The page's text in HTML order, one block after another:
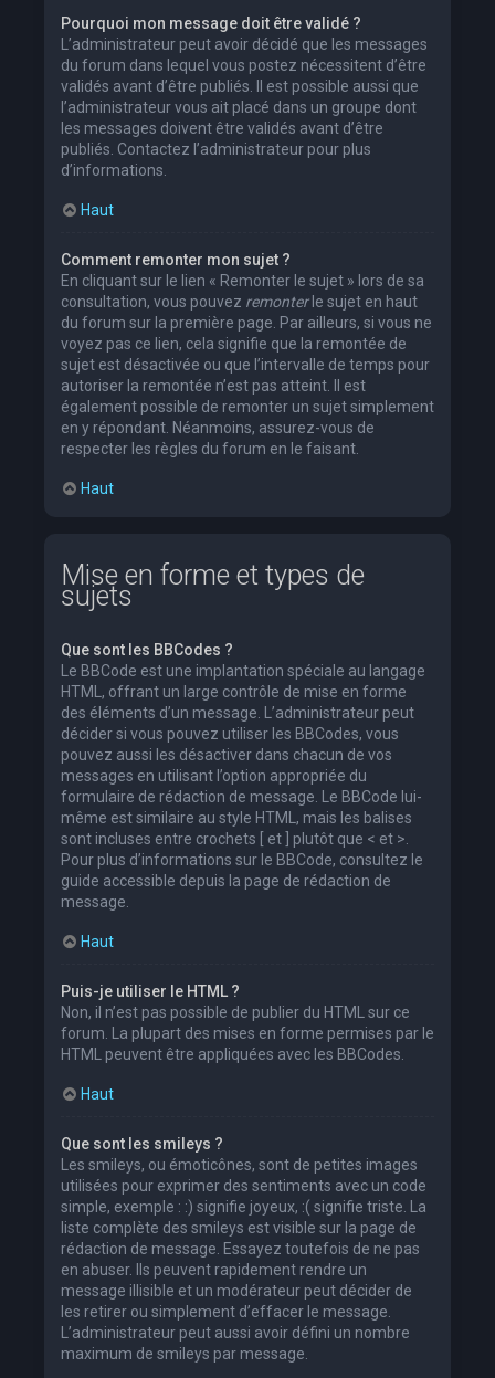
Pourquoi mon message doit être validé ?
L’administrateur peut avoir décidé que les messages
du forum dans lequel vous postez nécessitent d’être
validés avant d’être publiés. Il est possible aussi que
l’administrateur vous ait placé dans un groupe dont
les messages doivent être validés avant d’être
publiés. Contactez l’administrateur pour plus
d’informations.
Haut
Comment remonter mon sujet ?
En cliquant sur le lien « Remonter le sujet » lors de sa
consultation, vous pouvez remonterle sujet en haut
du forum sur la première page. Par ailleurs, si vous ne
voyez pas ce lien, cela signifie que la remontée de
sujet est désactivée ou que l’intervalle de temps pour
autoriser la remontée n’est pas atteint. Il est
également possible de remonter un sujet simplement
en y répondant. Néanmoins, assurez-vous de
respecter les règles du forum en le faisant.
Haut
Mise en forme et types de
sujets
Que sont les BBCodes ?
Le BBCode est une implantation spéciale au langage
HTML, offrant un large contrôle de mise en forme
des éléments d’un message. L’administrateur peut
décider si vous pouvez utiliser les BBCodes, vous
pouvez aussi les désactiver dans chacun de vos
messages en utilisant l’option appropriée du
formulaire de rédaction de message. Le BBCode lui-
même est similaire au style HTML, mais les balises
sont incluses entre crochets [ et ] plutôt que < et >.
Pour plus d’informations sur le BBCode, consultez le
guide accessible depuis la page de rédaction de
message.
Haut
Puis-je utiliser le HTML ?
Non, il n’est pas possible de publier du HTML sur ce
forum. La plupart des mises en forme permises par le
HTML peuvent être appliquées avec les BBCodes.
Haut
Que sont les smileys ?
Les smileys, ou émoticônes, sont de petites images
utilisées pour exprimer des sentiments avec un code
simple, exemple : :) signifie joyeux, :( signifie triste. La
liste complète des smileys est visible sur la page de
rédaction de message. Essayez toutefois de ne pas
en abuser. Ils peuvent rapidement rendre un
message illisible et un modérateur peut décider de
les retirer ou simplement d’effacer le message.
L’administrateur peut aussi avoir défini un nombre
maximum de smileys par message.